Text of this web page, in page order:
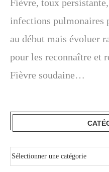
Fièvre, toux
infections pulmonaires
au début mais évoluer
pour les reconnaître et
Fièvre soudaine…